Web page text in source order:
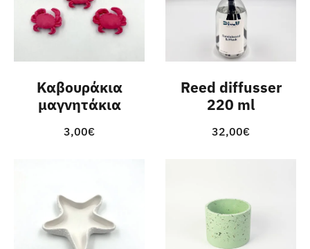
ς
Καβουράκια
μαγνητάκια
3,00€
Reed diffusser
220 ml
32,00€